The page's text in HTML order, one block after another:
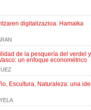
digitalizazioa: Hamaika
de la pesquería del verdel
un enfoque econométrico
Escultura, Naturaleza: una